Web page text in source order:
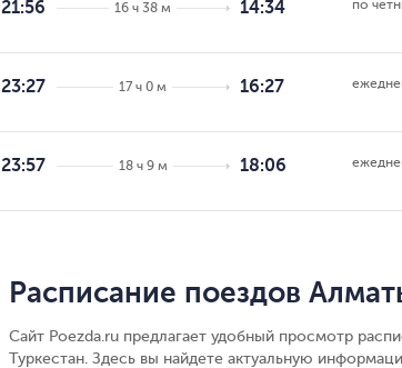
21:56 16 ч 38 м 14:34 по
23:27 17 ч 0 м 16:27
23:57 18 ч 9 м 18:06
Расписание поездов
Сайт Poezda.ru предлагает удобный просмотр
Туркестан. Здесь вы найдете актуальную